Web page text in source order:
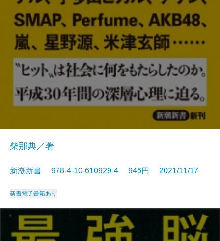
柴那典／著
新潮新書 978-4-10-610929-4 946円 2021/11/17
新書電子書籍あり